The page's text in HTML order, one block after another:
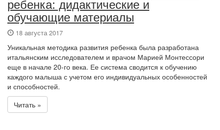
ребенка: дидактические и
обучающие материалы
18 августа 2017
Уникальная методика развития ребенка была разработана
итальянским исследователем и врачом Марией Монтессори
еще в начале 20-го века. Ее система сводится к обучению
каждого малыша с учетом его индивидуальных особенностей
и способностей.
Читать »